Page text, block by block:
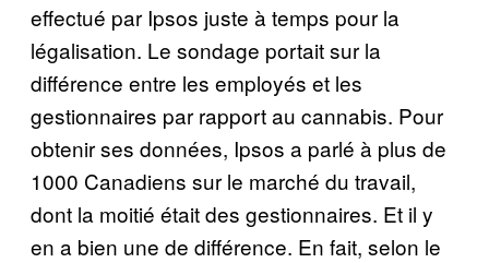
effectué par Ipsos juste à temps pour la
légalisation. Le sondage portait sur la
différence entre les employés et les
gestionnaires par rapport au cannabis. Pour
obtenir ses données, Ipsos a parlé à plus de
1000 Canadiens sur le marché du travail,
dont la moitié était des gestionnaires. Et il y
en a bien une de différence. En fait, selon le